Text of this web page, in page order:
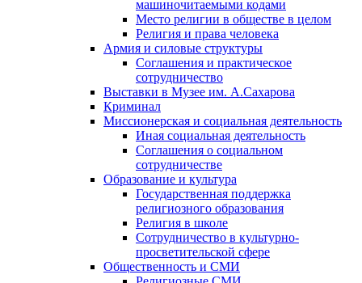
машиночитаемыми кодами
Место религии в обществе в целом
Религия и права человека
Армия и силовые структуры
Соглашения и практическое
сотрудничество
Выставки в Музее им. А.Сахарова
Криминал
Миссионерская и социальная деятельность
Иная социальная деятельность
Соглашения о социальном
сотрудничестве
Образование и культура
Государственная поддержка
религиозного образования
Религия в школе
Сотрудничество в культурно-
просветительской сфере
Общественность и СМИ